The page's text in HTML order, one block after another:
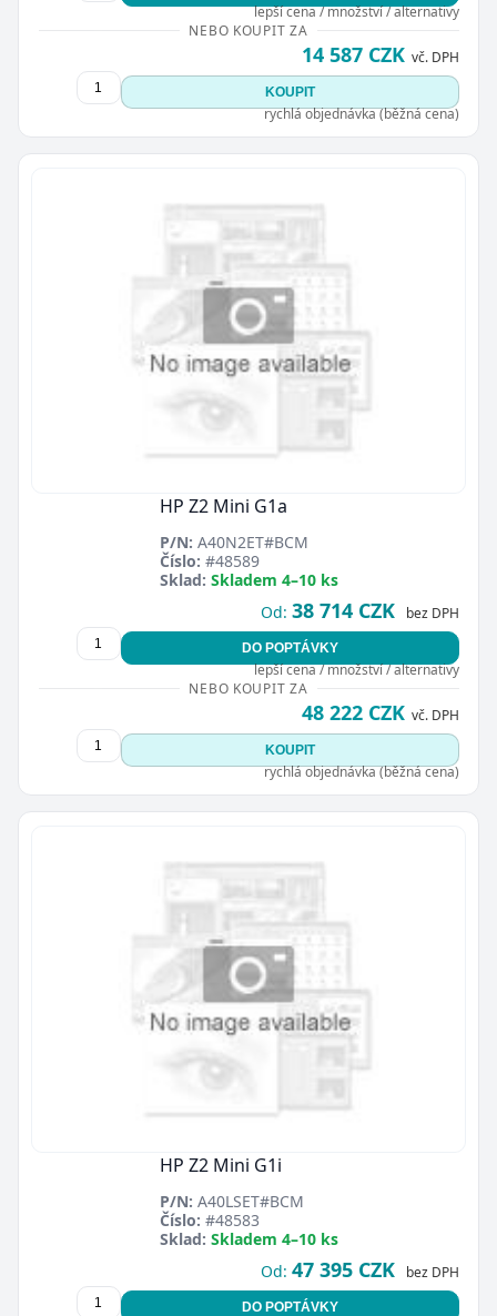
lepší cena / množství / alternativy
NEBO KOUPIT ZA
14 587 CZK vč. DPH
KOUPIT
rychlá objednávka (běžná cena)
HP Z2 Mini G1a
P/N: A40N2ET#BCM
Číslo: #48589
Sklad: Skladem 4–10 ks
Od: 38 714 CZK bez DPH
DO POPTÁVKY
lepší cena / množství / alternativy
NEBO KOUPIT ZA
48 222 CZK vč. DPH
KOUPIT
rychlá objednávka (běžná cena)
HP Z2 Mini G1i
P/N: A40LSET#BCM
Číslo: #48583
Sklad: Skladem 4–10 ks
Od: 47 395 CZK bez DPH
DO POPTÁVKY